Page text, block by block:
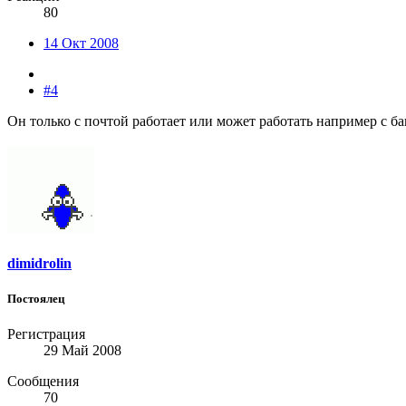
80
14 Окт 2008
#4
Он только с почтой работает или может работать например с
dimidrolin
Постоялец
Регистрация
29 Май 2008
Сообщения
70